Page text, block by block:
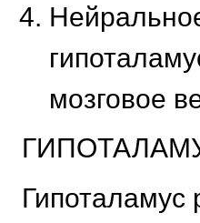
мозговое
Гипоталамус